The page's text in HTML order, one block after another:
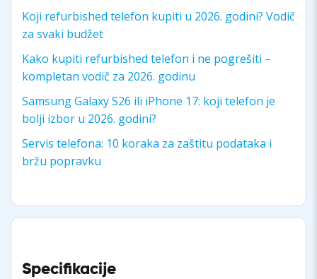
Koji refurbished telefon kupiti u 2026. godini? Vodič
za svaki budžet
Kako kupiti refurbished telefon i ne pogrešiti –
kompletan vodič za 2026. godinu
Samsung Galaxy S26 ili iPhone 17: koji telefon je
bolji izbor u 2026. godini?
Servis telefona: 10 koraka za zaštitu podataka i
bržu popravku
Specifikacije